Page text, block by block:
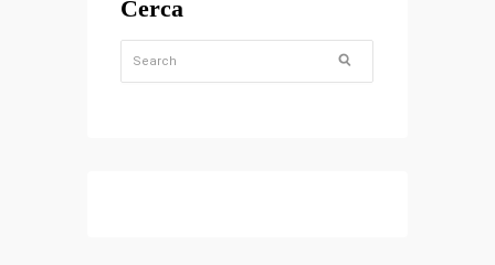
Cerca